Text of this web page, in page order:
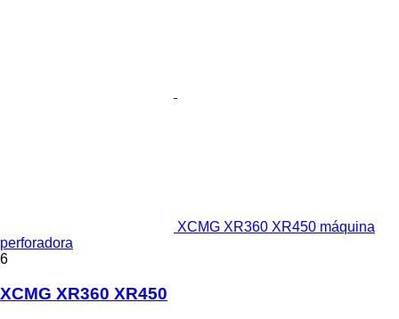
XCMG XR360 XR450 máquina
perforadora
6
XCMG XR360 XR450